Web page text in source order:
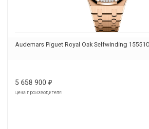
Audemars Piguet Royal Oak Selfwinding
5 658 900 ₽
цена производителя